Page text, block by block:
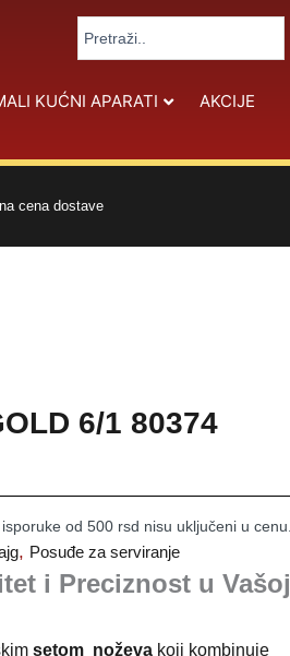
...
KUĆNI APARATI AKCIJE
cena dostave
6/1 80374
od 500 rsd nisu uključeni u cenu.
, Posuđe za serviranje
i Preciznost u Vašoj
setom noževa koji kombinuje